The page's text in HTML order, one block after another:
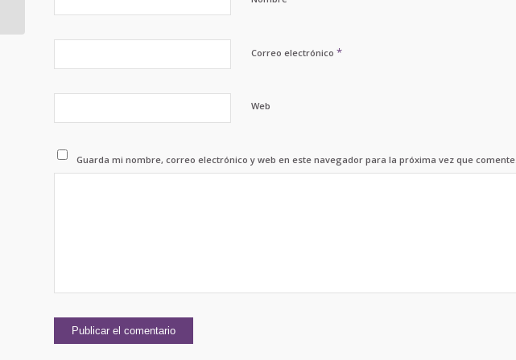
Correo electrónico *
Web
Guarda mi nombre, correo electrónico y web en este navegador para la próxima vez que comente.